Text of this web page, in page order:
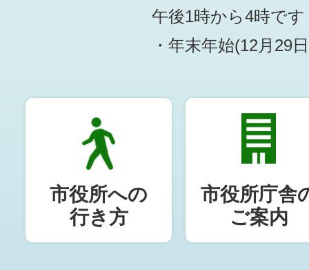
午後1時から4時です
・年末年始(12月29
市役所への
行き方
市役所庁舎
ご案内